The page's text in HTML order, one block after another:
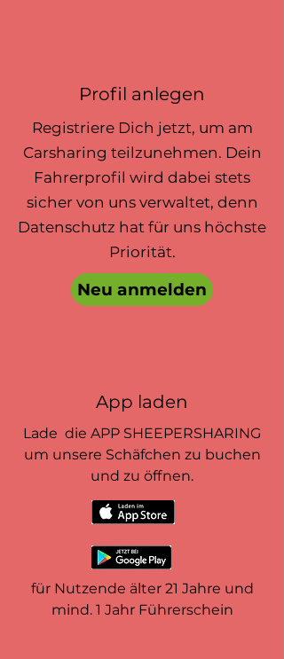
Profil anlegen
Registriere Dich jetzt, um am
Carsharing teilzunehmen. Dein
Fahrerprofil wird dabei stets
sicher von uns verwaltet, denn
Datenschutz hat für uns höchste
Priorität.
Neu anmelden
App laden
Lade die APP SHEEPERSHARING
um unsere Schäfchen zu buchen
und zu öffnen.
für Nutzende älter 21 Jahre und
mind. 1 Jahr Führerschein